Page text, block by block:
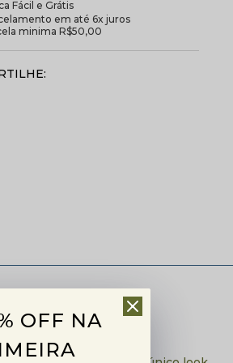
Fácil e Grátis
em até 6x juros
minima R$50,00
das pequenas.
OFF NA